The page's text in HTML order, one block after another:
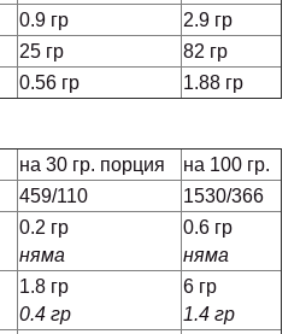
0.9 гр
2.9 гр
25 гр
82 гр
0.56 гр 1.88 гр
на 30 гр. порция
на 100 гр.
459/110
1530/366
0.2 гр
няма
0.6 гр
няма
1.8 гр
0.4 гр
6 гр
1.4 гр